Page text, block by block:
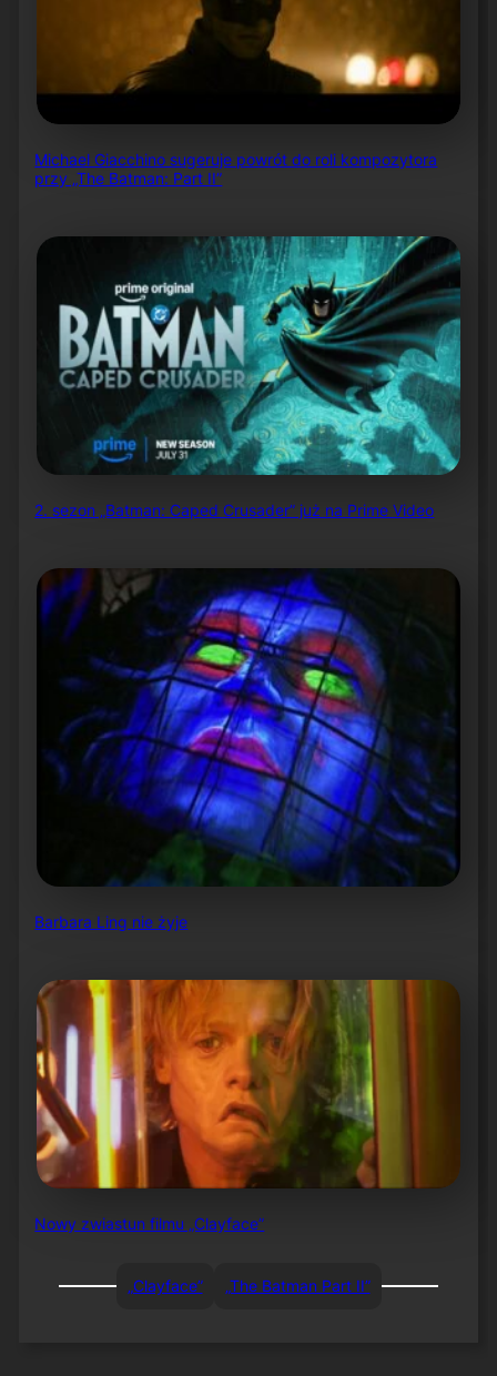
Michael Giacchino sugeruje powrót do roli kompozytora
przy „The Batman: Part II”
2. sezon „Batman: Caped Crusader” już na Prime Video
Barbara Ling nie żyje
Nowy zwiastun filmu „Clayface”
„Clayface” „The Batman Part II”